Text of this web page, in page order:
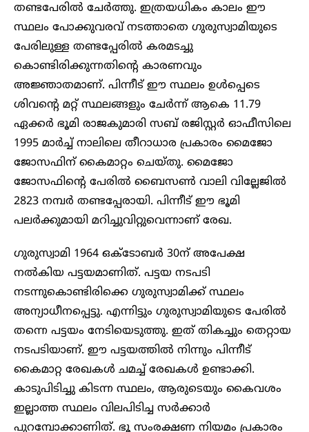
തണ്ടപേരിൽ ചേർത്തു. ഇത്രയധികം കാലം ഈ
സ്ഥലം പോക്കുവരവ് നടത്താതെ ഗുരുസ്വാമിയുടെ
പേരിലുള്ള തണ്ടപ്പേരിൽ കരമടച്ചു
കൊണ്ടിരിക്കുന്നതിന്റെ കാരണവും
അജ്ഞാതമാണ്. പിന്നീട് ഈ സ്ഥലം ഉൾപ്പെടെ
ശിവന്റെ മറ്റ് സ്ഥലങ്ങളും ചേർന്ന് ആകെ 11.79
ഏക്കർ ഭൂമി രാജകുമാരി സബ് രജിസ്റ്റർ ഓഫീസിലെ
1995 മാർച്ച് നാലിലെ തീറാധാര പ്രകാരം മൈജോ
ജോസഫിന് കൈമാറ്റം ചെയ്തു. മൈജോ
ജോസഫിന്റെ പേരിൽ ബൈസൺ വാലി വില്ലേജിൽ
2823 നമ്പർ തണ്ടപ്പേരായി. പിന്നീട് ഈ ഭൂമി
പലർക്കുമായി മറിച്ചുവിറ്റുവെന്നാണ് രേഖ.
ഗുരുസ്വാമി 1964 ഒക്ടോബർ 30ന് അപേക്ഷ
നൽകിയ പട്ടയമാണിത്. പട്ടയ നടപടി
നടന്നുകൊണ്ടിരിക്കെ ഗുരുസ്വാമിക്ക് സ്ഥലം
അന്യാധീനപ്പെട്ടു. എന്നിട്ടും ഗുരുസ്വാമിയുടെ പേരിൽ
തന്നെ പട്ടയം നേടിയെടുത്തു. ഇത് തികച്ചും തെറ്റായ
നടപടിയാണ്. ഈ പട്ടയത്തിൽ നിന്നും പിന്നീട്
കൈമാറ്റ രേഖകൾ ചമച്ച് രേഖകൾ ഉണ്ടാക്കി.
കാടുപിടിച്ചു കിടന്ന സ്ഥലം, ആരുടെയും കൈവശം
ഇല്ലാത്ത സ്ഥലം വിലപിടിച്ച സർക്കാർ
പുറമ്പോക്കാണിത്. ഭൂ സംരക്ഷണ നിയമം പ്രകാരം